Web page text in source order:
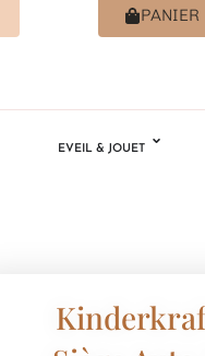
PANIER
EVEIL & JOUET